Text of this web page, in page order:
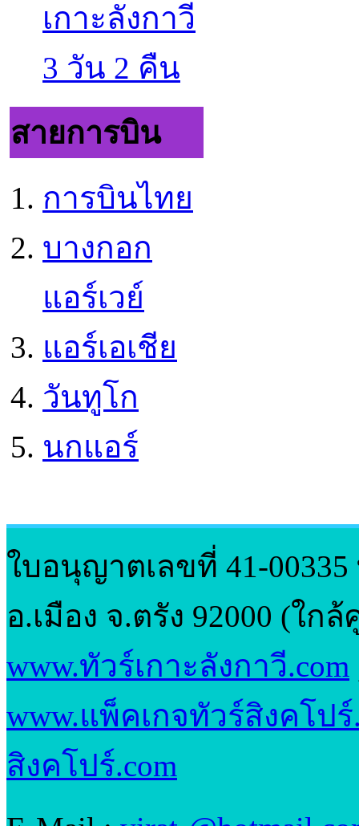
เกาะลังกาวี
3 วัน 2 คืน
สายการบิน
การบินไทย
บางกอก
แอร์เวย์
แอร์เอเชีย
วันทูโก
นกแอร์
ใบอนุญาตเลขที่ 41-
อ.เมือง จ.ตรัง 92000 (ใ
www.ทัวร์เกาะลังกาวี.com
www.แพ็คเกจทัวร์สิงคโปร์
สิงคโปร์.com